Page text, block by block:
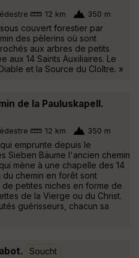
12 km 350 m
couvert forestier par
des pèlerins où sont
aux arbres de petits
aux 14 Saints Auxiliaires. Le
et la Source du Cloître. »
de la Pauluskapell.
12 km 350 m
emprunte depuis le
Sieben Bäume l'ancien chemin
mène à une chapelle des 14
du chemin en forêt sont
petites niches en forme de
de la Vierge ou du Christ.
guérisseurs, chacun sa
Soucht